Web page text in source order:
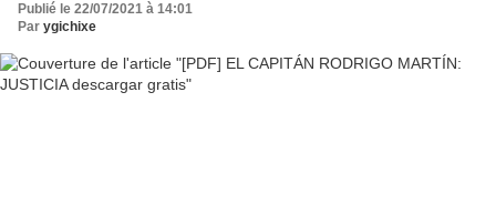
Publié le 22/07/2021 à 14:01
Par ygichixe